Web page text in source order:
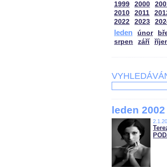
1999 2000
2010
2011
2022
2023
leden únor
srpen
září
leden 2002